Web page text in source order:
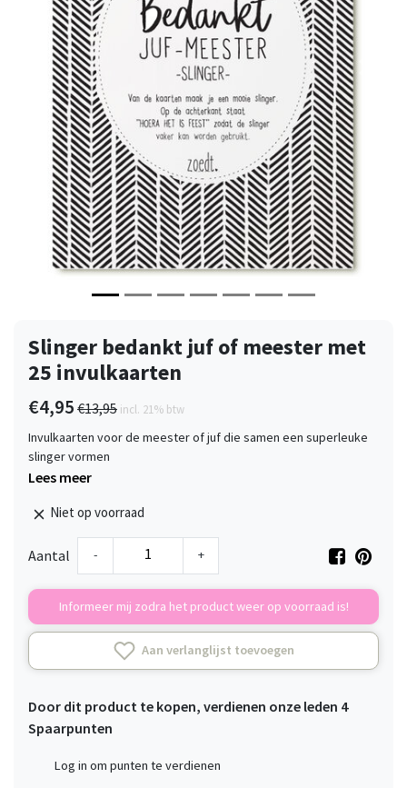
Vorige
Slinger bedankt juf of meester met
25 invulkaarten
€4,95 €13,95 incl. 21% btw
Invulkaarten voor de meester of juf die samen een superleuke
slinger vormen
Lees meer
Niet op voorraad
Aantal - +
Informeer mij zodra het product weer op voorraad is!
Aan verlanglijst toevoegen
Door dit product te kopen, verdienen onze leden 4
Spaarpunten
Log in om punten te verdienen